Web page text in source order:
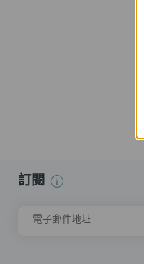
訂閱
電子郵件地址